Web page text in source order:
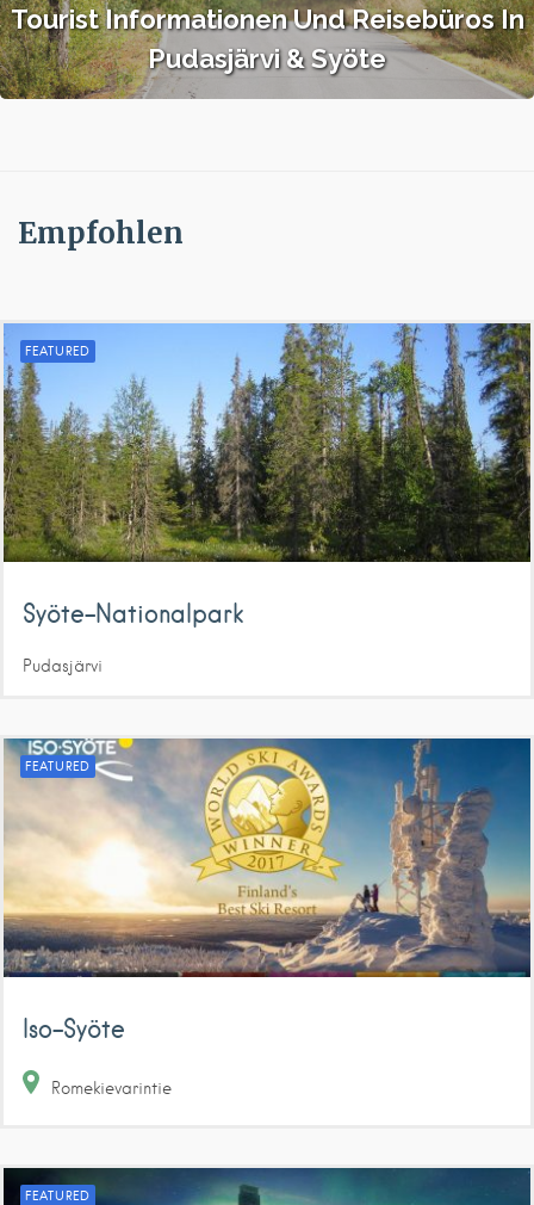
Tourist Informationen Und Reisebüros In
Pudasjärvi & Syöte
Empfohlen
FEATURED
Syöte-Nationalpark
Pudasjärvi
FEATURED
Iso-Syöte
Romekievarintie
FEATURED